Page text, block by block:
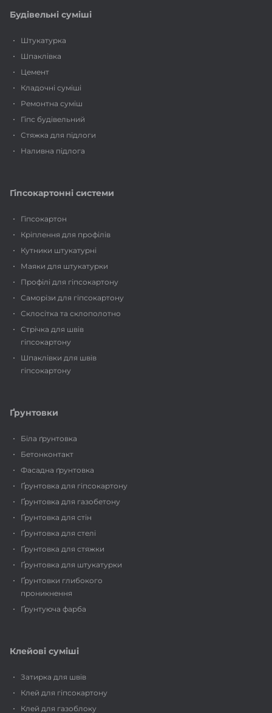
Будівельні суміші
Штукатурка
Шпаклівка
Цемент
Кладочні суміші
Ремонтна суміш
Гіпс будівельний
Стяжка для підлоги
Наливна підлога
Гіпсокартонні системи
Гіпсокартон
Кріплення для профілів
Кутники штукатурні
Маяки для штукатурки
Профілі для гіпсокартону
Саморізи для гіпсокартону
Склосітка та склополотно
Стрічка для швів
гіпсокартону
Шпаклівки для швів
гіпсокартону
Ґрунтовки
Біла ґрунтовка
Бетонконтакт
Фасадна ґрунтовка
Ґрунтовка для гіпсокартону
Ґрунтовка для газобетону
Ґрунтовка для стін
Ґрунтовка для стелі
Ґрунтовка для стяжки
Ґрунтовка для штукатурки
Ґрунтовки глибокого
проникнення
Ґрунтуюча фарба
Клейові суміші
Затирка для швів
Клей для гіпсокартону
Клей для газоблоку